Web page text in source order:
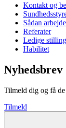
Kontakt og
Sådan
Referater
Ledige
Habilitet
Nyhedsbrev
Tilmeld dig og få
Tilmeld